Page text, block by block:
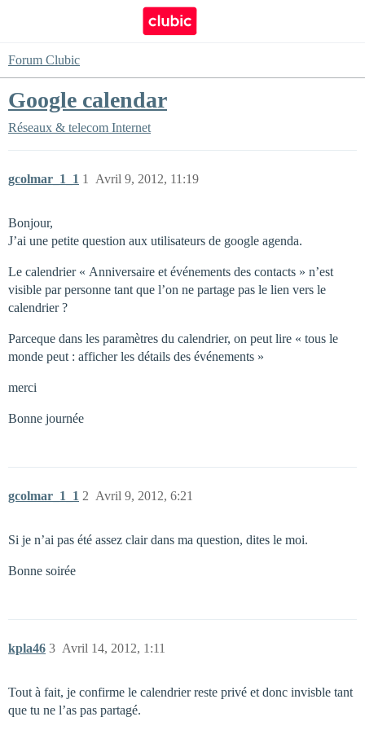
Forum Clubic
Google calendar
Réseaux & telecom Internet
gcolmar_1_1 Avril 9, 2012, 11:19
1
Bonjour,
J’ai une petite question aux utilisateurs de google agenda.
Le calendrier « Anniversaire et événements des contacts » n’est
visible par personne tant que l’on ne partage pas le lien vers le
calendrier ?
Parceque dans les paramètres du calendrier, on peut lire « tous le
monde peut : afficher les détails des événements »
merci
Bonne journée
gcolmar_1_1 Avril 9, 2012, 6:21
2
Si je n’ai pas été assez clair dans ma question, dites le moi.
Bonne soirée
kpla46 Avril 14, 2012, 1:11
3
Tout à fait, je confirme le calendrier reste privé et donc invisble tant
que tu ne l’as pas partagé.